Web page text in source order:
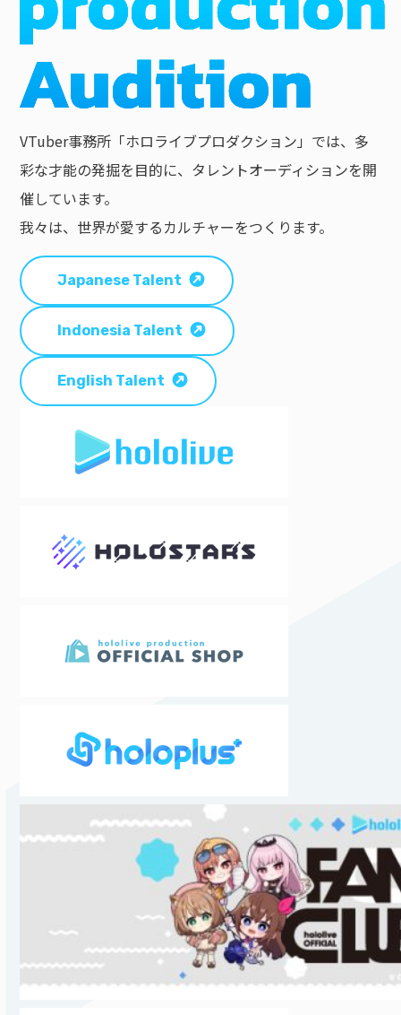
VTuber事務所「ホロライブプロダクション」では、多
彩な才能の発掘を目的に、タレントオーディションを開
催しています。
我々は、世界が愛するカルチャーをつくります。
Japanese Talent
Indonesia Talent
English Talent